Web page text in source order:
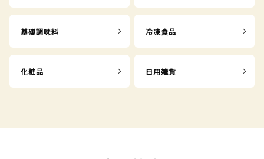
基礎調味料 冷凍食品
化粧品 日用雑貨